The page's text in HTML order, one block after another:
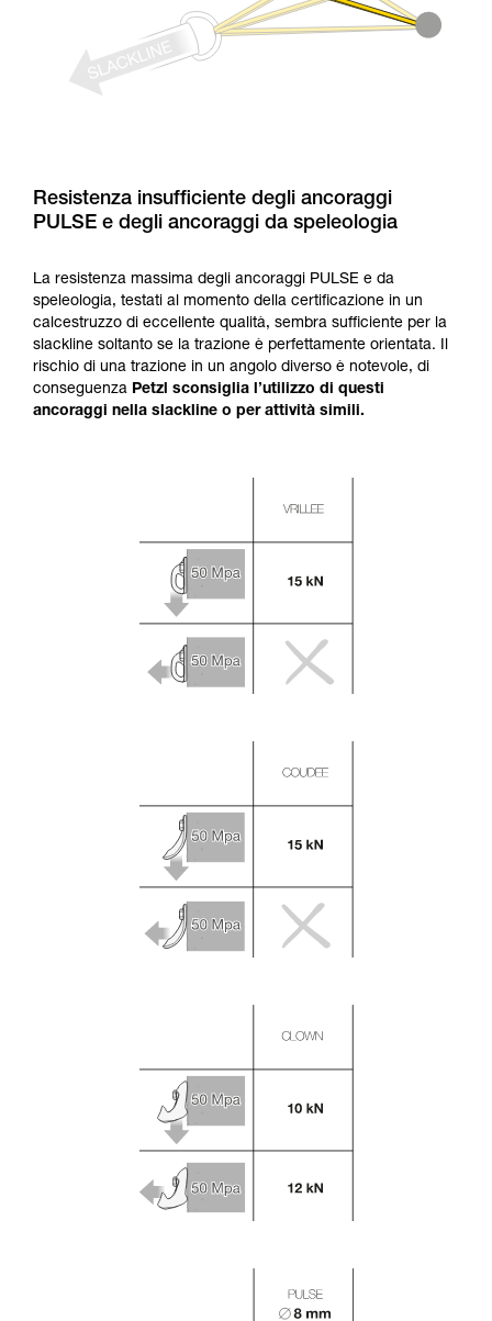
Resistenza insufficiente degli ancoraggi
PULSE e degli ancoraggi da speleologia
La resistenza massima degli ancoraggi PULSE e da
speleologia, testati al momento della certificazione in un
calcestruzzo di eccellente qualità, sembra sufficiente per la
slackline soltanto se la trazione è perfettamente orientata. Il
rischio di una trazione in un angolo diverso è notevole, di
conseguenza Petzl sconsiglia l’utilizzo di questi
ancoraggi nella slackline o per attività simili.